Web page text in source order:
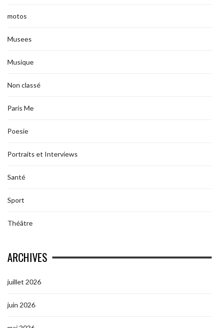
motos
Musees
Musique
Non classé
Paris Me
Poesie
Portraits et Interviews
Santé
Sport
Théâtre
ARCHIVES
juillet 2026
juin 2026